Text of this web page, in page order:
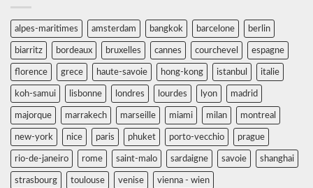
alpes-maritimes amsterdam bangkok barcelone berlin
biarritz bordeaux bruxelles cannes courchevel espagne
florence grece haute-savoie hong-kong istanbul italie
koh-samui lisbonne londres lourdes lyon madrid
majorque marrakech marseille miami milan montreal
new-york nice paris phuket porto-vecchio prague
rio-de-janeiro rome saint-malo sardaigne savoie shanghai
strasbourg toulouse venise vienna - wien